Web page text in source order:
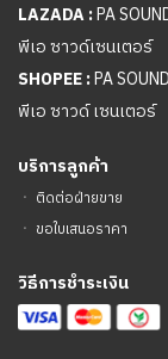
LAZADA :PA
พีเอ ซาวด์เซนเตอร์
SHOPEE :PA
พีเอ ซาวด์ เซนเตอร์
บริการลูกค้า
ㆍ ติดต่อฝ่ายขาย
ㆍ ขอใบเสนอราคา
วิธีการชำระเงิน